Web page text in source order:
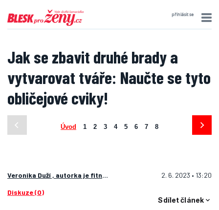
přihlásit se
Jak se zbavit druhé brady a
vytvarovat tváře: Naučte se tyto
obličejové cviky!
Úvod 1 2 3 4 5 6 7 8
Veronika Duží , autorka je fitness trenérka 2. 6. 2023 • 13:20
Diskuze (0)
Sdílet článek